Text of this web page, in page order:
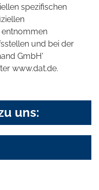
spezifischen
und bei der
GmbH'
www.dat.de.
uns: